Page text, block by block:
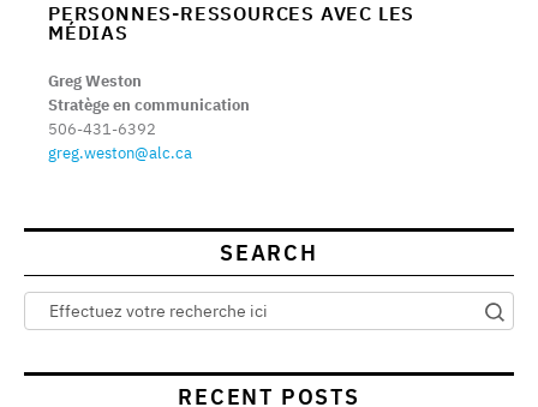
PERSONNES-RESSOURCES AVEC LES
MÉDIAS
Greg Weston
Stratège en communication
506-431-6392
greg.weston@alc.ca
SEARCH
RECENT POSTS